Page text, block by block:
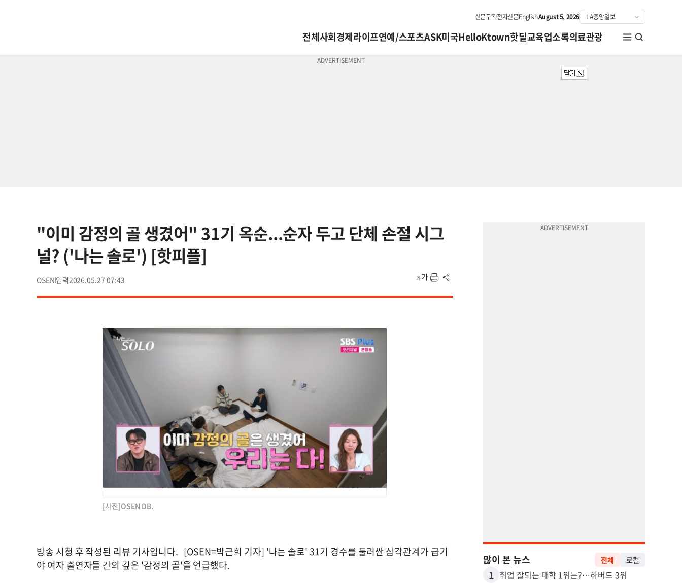
신문구독전자신문EnglishAugust 5, 2026
전체사회경제라이프연예/스포츠ASK미국HelloKtown핫딜교육업소록의료관광
"이미 감정의 골 생겼어" 31기 옥순...순자 두고 단체 손절 시그
널? ('나는 솔로') [핫피플]
OSEN 2026.05.27 07:43
[사진]OSEN DB.
방송 시청 후 작성된 리뷰 기사입니다. [OSEN=박근희 기자] '나는 솔로' 31기 경수를 둘러싼 삼각관계가 급기
야 여자 출연자들 간의 깊은 '감정의 골'을 언급했다.
많이 본 뉴스 전체 로컬
1 취업 잘되는 대학 1위는?…하버드 3위